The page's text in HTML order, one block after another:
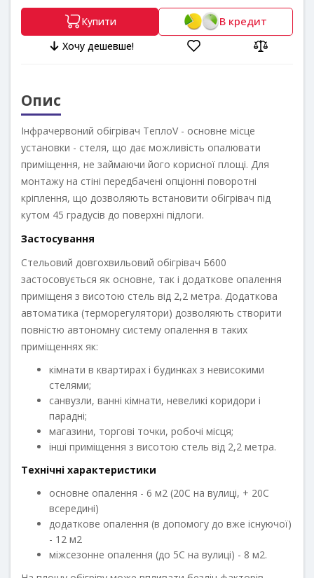
Купити В кредит
Хочу дешевше!
Опис
Інфрачервоний обігрівач ТеплоV - основне місце
установки - стеля, що дає можливість опалювати
приміщення, не займаючи його корисної площі. Для
монтажу на стіні передбачені опціонні поворотні
кріплення, що дозволяють встановити обігрівач під
кутом 45 градусів до поверхні підлоги.
Застосування
Стельовий довгохвильовий обігрівач Б600
застосовується як основне, так і додаткове опалення
приміщеня з висотою стель від 2,2 метра. Додаткова
автоматика (терморегулятори) дозволяють створити
повністю автономну систему опалення в таких
приміщеннях як:
кімнати в квартирах і будинках з невисокими
стелями;
санвузли, ванні кімнати, невеликі коридори і
парадні;
магазини, торгові точки, робочі місця;
інші приміщення з висотою стель від 2,2 метра.
Технічні характеристики
основне опалення - 6 м2 (20С на вулиці, + 20С
всередині)
додаткове опалення (в допомогу до вже існуючої)
- 12 м2
міжсезонне опалення (до 5С на вулиці) - 8 м2.